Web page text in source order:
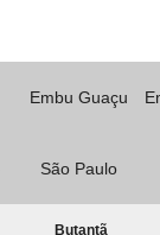
Embu Guaçu
São Paulo
Butantã